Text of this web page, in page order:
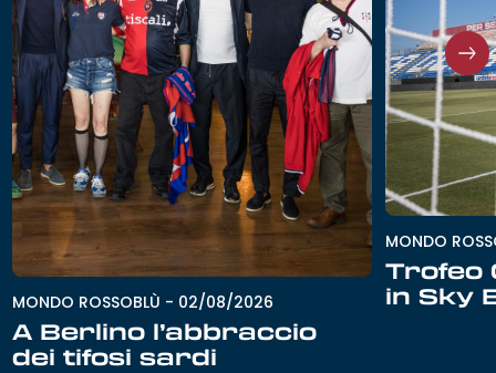
MONDO ROSSOBLÙ - 02/08/2026
A Berlino l’abbraccio
dei tifosi sardi
MONDO
Trofeo
in Sky